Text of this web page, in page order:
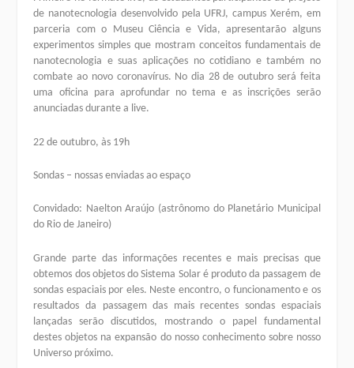
de nanotecnologia desenvolvido pela UFRJ, campus Xerém, em
parceria com o Museu Ciência e Vida, apresentarão alguns
experimentos simples que mostram conceitos fundamentais de
nanotecnologia e suas aplicações no cotidiano e também no
combate ao novo coronavírus. No dia 28 de outubro será feita
uma oficina para aprofundar no tema e as inscrições serão
anunciadas durante a live.
22 de outubro, às 19h
Sondas – nossas enviadas ao espaço
Convidado: Naelton Araújo (astrônomo do Planetário Municipal
do Rio de Janeiro)
Grande parte das informações recentes e mais precisas que
obtemos dos objetos do Sistema Solar é produto da passagem de
sondas espaciais por eles. Neste encontro, o funcionamento e os
resultados da passagem das mais recentes sondas espaciais
lançadas serão discutidos, mostrando o papel fundamental
destes objetos na expansão do nosso conhecimento sobre nosso
Universo próximo.